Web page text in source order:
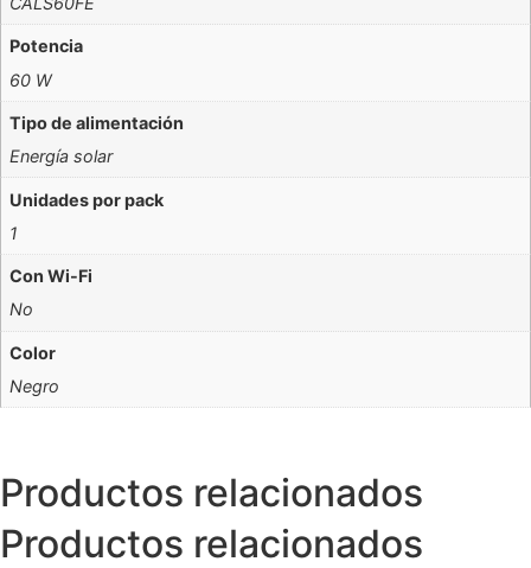
Potencia
60 W
Tipo de alimentación
Energía solar
Unidades por pack
1
Con Wi-Fi
No
Color
Negro
Productos relacionados
Productos relacionados